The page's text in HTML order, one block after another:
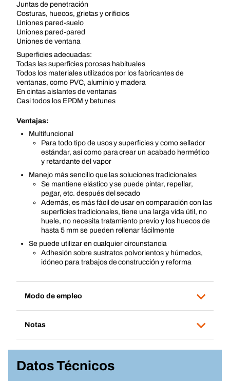
Juntas de penetración
Costuras, huecos, grietas y orificios
Uniones pared-suelo
Uniones pared-pared
Uniones de ventana
Superficies adecuadas:
Todas las superficies porosas habituales
Todos los materiales utilizados por los fabricantes de
ventanas, como PVC, aluminio y madera
En cintas aislantes de ventanas
Casi todos los EPDM y betunes
Ventajas:
Multifuncional
Para todo tipo de usos y superficies y como sellador
estándar, así como para crear un acabado hermético
y retardante del vapor
Manejo más sencillo que las soluciones tradicionales
Se mantiene elástico y se puede pintar, repellar,
pegar, etc. después del secado
Además, es más fácil de usar en comparación con las
superficies tradicionales, tiene una larga vida útil, no
huele, no necesita tratamiento previo y los huecos de
hasta 5 mm se pueden rellenar fácilmente
Se puede utilizar en cualquier circunstancia
Adhesión sobre sustratos polvorientos y húmedos,
idóneo para trabajos de construcción y reforma
Modo de empleo
Notas
Datos Técnicos